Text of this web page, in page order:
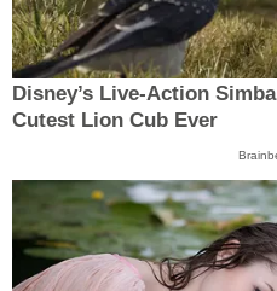
Disney’s Live-Action
Cutest Lion Cub Ever